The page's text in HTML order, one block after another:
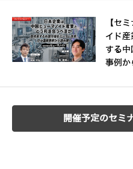
【セ
イド
する中
事例か
開催予定のセミ